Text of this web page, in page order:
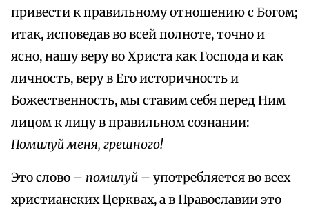
привести к правильному отношению с Богом;
итак, исповедав во всей полноте, точно и
ясно, нашу веру во Христа как Господа и как
личность, веру в Его историчность и
Божественность, мы ставим себя перед Ним
лицом к лицу в правильном сознании:
Помилуй меня, грешного!
Это слово – помилуй – употребляется во всех
христианских Церквах, а в Православии это